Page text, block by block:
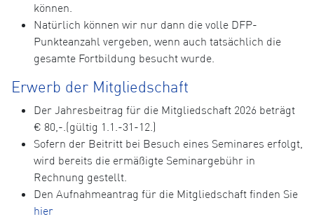
können.
Natürlich können wir nur dann die volle DFP-
Punkteanzahl vergeben, wenn auch tatsächlich die
gesamte Fortbildung besucht wurde.
Erwerb der Mitgliedschaft
Der Jahresbeitrag für die Mitgliedschaft 2026 beträgt
€ 80,-.(gültig 1.1.-31-12.)
Sofern der Beitritt bei Besuch eines Seminares erfolgt,
wird bereits die ermäßigte Seminargebühr in
Rechnung gestellt.
Den Aufnahmeantrag für die Mitgliedschaft finden Sie
hier